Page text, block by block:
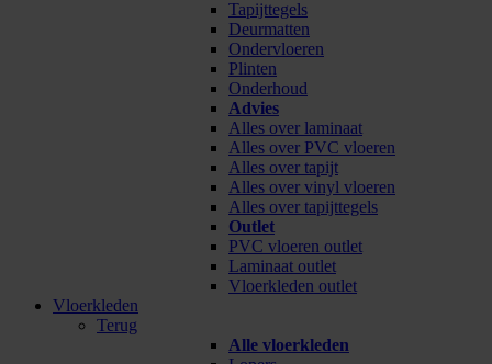
Tapijttegels
Deurmatten
Ondervloeren
Plinten
Onderhoud
Advies
Alles over laminaat
Alles over PVC vloeren
Alles over tapijt
Alles over vinyl vloeren
Alles over tapijttegels
Outlet
PVC vloeren outlet
Laminaat outlet
Vloerkleden outlet
Vloerkleden
Terug
Alle vloerkleden